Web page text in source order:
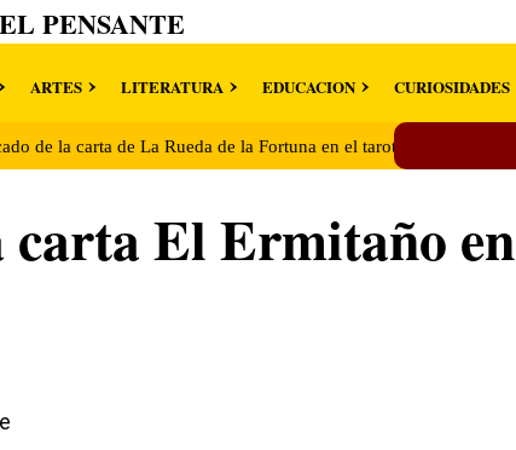
EL PENSANTE
ARTES LITERATURA EDUCACION CURIOSIDADES
de la carta de La Rueda de la Fortuna en el tarot ►
carta El Ermitaño en